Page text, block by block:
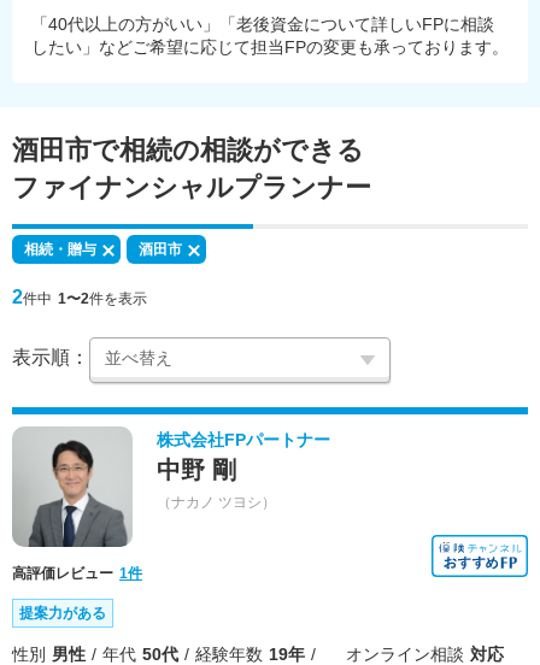
「40代以上の方がいい」「老後資金について詳しいFPに相談
したい」などご希望に応じて担当FPの変更も承っております。
酒田市で相続の相談ができる
ファイナンシャルプランナー
相続・贈与 酒田市
2件中 1〜2件を表示
表示順：
株式会社FPパートナー
中野 剛
（ナカノ ツヨシ）
高評価レビュー 1件
提案力がある
性別 男性 年代 50代 経験年数 19年 オンライン相談 対応